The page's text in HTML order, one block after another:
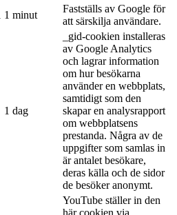
1 minut
Fastställs av Google för
att särskilja användare.
1 dag
_gid-cookien installeras
av Google Analytics
och lagrar information
om hur besökarna
använder en webbplats,
samtidigt som den
skapar en analysrapport
om webbplatsens
prestanda. Några av de
uppgifter som samlas in
är antalet besökare,
deras källa och de sidor
de besöker anonymt.
YouTube ställer in den
här cookien via